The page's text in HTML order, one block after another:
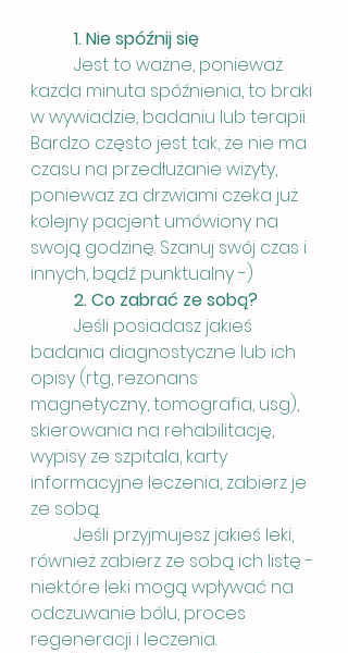
1. Nie spóźnij się
każda minuta spóźnienia, to braki
w wywiadzie, badaniu lub terapii.
Bardzo często jest tak, że nie ma
czasu na przedłużanie wizyty,
ponieważ za drzwiami czeka już
kolejny pacjent umówiony na
swoją godzinę. Szanuj swój czas i
innych, bądź punktualny :-)
2. Co zabrać ze sobą?
badania diagnostyczne lub ich
opisy (rtg, rezonans
magnetyczny, tomografia, usg),
skierowania na rehabilitację,
wypisy ze szpitala, karty
informacyjne leczenia, zabierz je
ze sobą.
również zabierz ze sobą ich listę -
niektóre leki mogą wpływać na
odczuwanie bólu, proces
regeneracji i leczenia.